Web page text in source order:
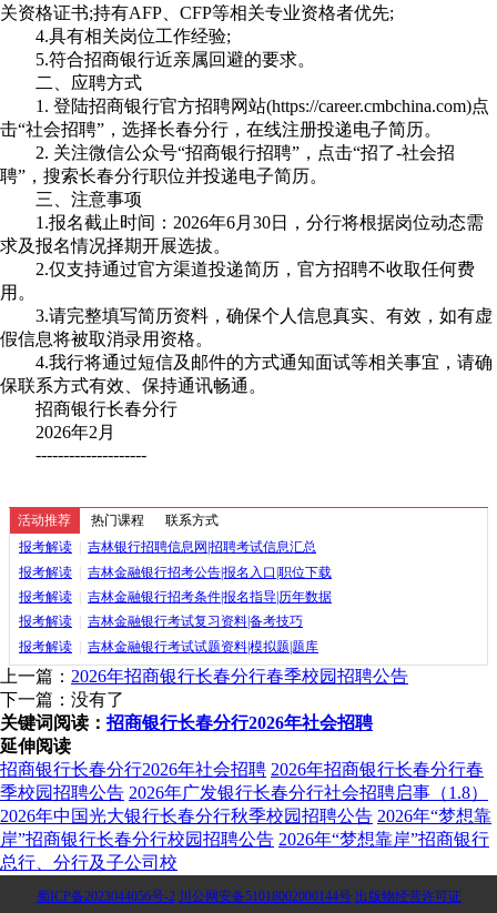
关资格证书;持有AFP、CFP等相关专业资格者优先;
4.具有相关岗位工作经验;
5.符合招商银行近亲属回避的要求。
二、应聘方式
1. 登陆招商银行官方招聘网站(https://career.cmbchina.com)点
击“社会招聘”，选择长春分行，在线注册投递电子简历。
2. 关注微信公众号“招商银行招聘”，点击“招了-社会招
聘”，搜索长春分行职位并投递电子简历。
三、注意事项
1.报名截止时间：2026年6月30日，分行将根据岗位动态需
求及报名情况择期开展选拔。
2.仅支持通过官方渠道投递简历，官方招聘不收取任何费
用。
3.请完整填写简历资料，确保个人信息真实、有效，如有虚
假信息将被取消录用资格。
4.我行将通过短信及邮件的方式通知面试等相关事宜，请确
保联系方式有效、保持通讯畅通。
招商银行长春分行
2026年2月
--------------------
活动推荐 热门课程 联系方式
报考解读
吉林银行招聘信息网|招聘考试信息汇总
报考解读
吉林金融银行招考公告|报名入口|职位下载
报考解读
吉林金融银行招考条件|报名指导|历年数据
报考解读
吉林金融银行考试复习资料|备考技巧
报考解读
吉林金融银行考试试题资料|模拟题|题库
上一篇： 2026年招商银行长春分行春季校园招聘公告
下一篇：没有了
关键词阅读： 招商银行长春分行2026年社会招聘
延伸阅读
招商银行长春分行2026年社会招聘 2026年招商银行长春分行春
季校园招聘公告 2026年广发银行长春分行社会招聘启事（1.8）
2026年中国光大银行长春分行秋季校园招聘公告 2026年“梦想靠
岸”招商银行长春分行校园招聘公告 2026年“梦想靠岸”招商银行
总行、分行及子公司校
蜀ICP备2023044056号-2 川公网安备51018002000144号 出版物经营许可证